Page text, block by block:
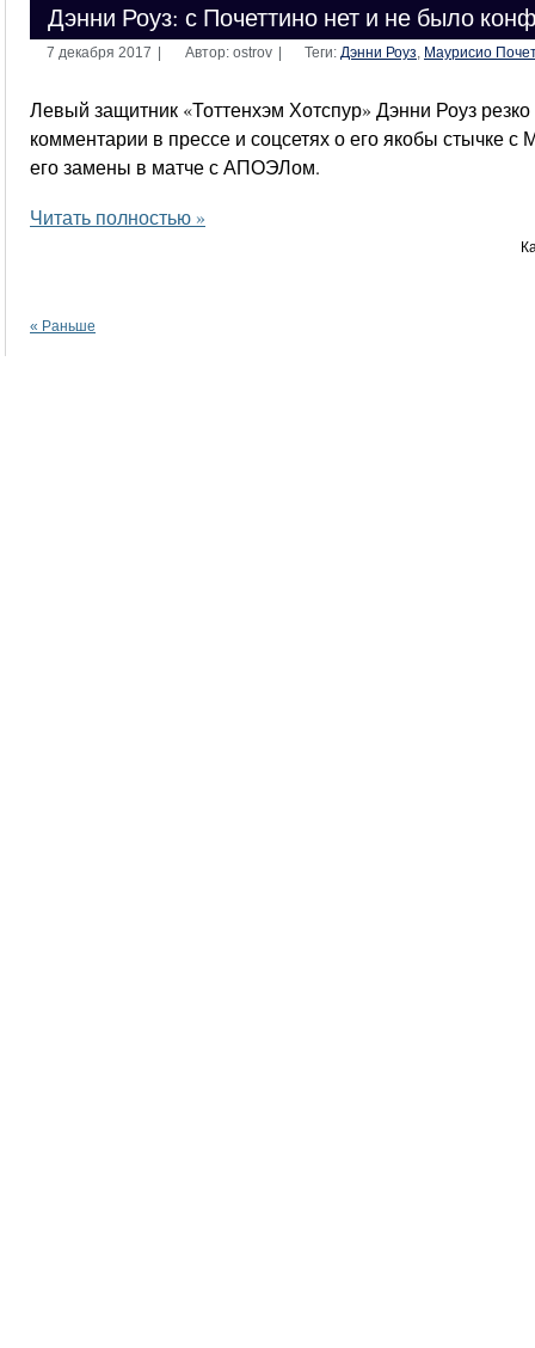
Дэнни Роуз: с Почеттино нет и не было
7 декабря 2017 Автор: ostrov Теги: Дэнни Роуз, Маурисио
Левый защитник «Тоттенхэм Хотспур» Дэнни Роуз
комментарии в прессе и соцсетях о его якобы стычке с
его замены в матче с АПОЭЛом.
Читать полностью »
« Раньше